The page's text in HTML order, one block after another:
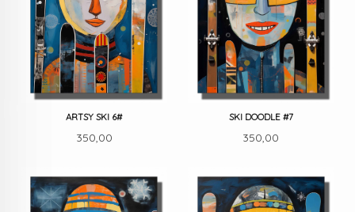
ARTSY SKI 6#
Pris
350,00
SKI DOODLE #7
Pris
350,00